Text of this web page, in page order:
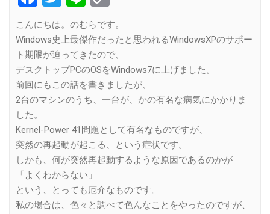
Link
こんにちは。のむらです。
Windows史上最傑作だったと思われるWindowsXPのサポー
ト期限が迫ってきたので、
デスクトップPCのOSをWindows7に上げました。
前回にもこの話を書きましたが、
2台のマシンのうち、一台が、かの有名な病気にかかりま
した。
Kernel-Power 41問題として有名なものですが、
突然の再起動が起こる、という症状です。
しかも、何が突然再起動するような原因であるのかが
「よくわからない」
という、とっても厄介なものです。
私の場合は、色々と調べて色んなことをやったのですが、